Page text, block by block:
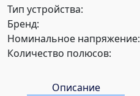
тока
FPV-
25-
550
Тип устройства:
Бренд:
Номинальное напряжение:
Количество полюсов:
Описание